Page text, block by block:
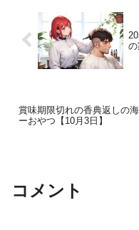
の
賞味期限切れの香典返しの
ーおやつ【10月3日】
コメント